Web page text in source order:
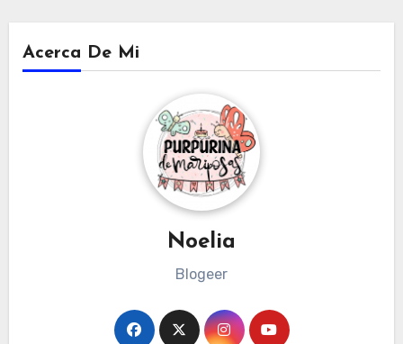
Acerca De Mi
Noelia
Blogeer